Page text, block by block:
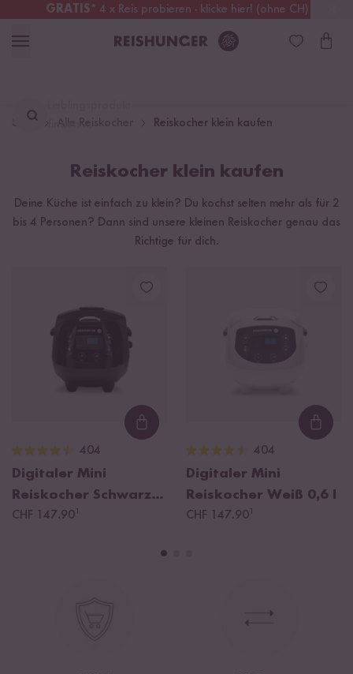
GRATIS* 4 x Reis probieren - klicke hier! (ohne CH)
Schweiz Alle Zölle & Steuern inklusive
finden ...
Start Reiskocher klein kaufen
Reiskocher klein kaufen
Deine Küche ist einfach zu klein? Du kochst selten mehr als für 2
bis 4 Personen? Dann sind unsere kleinen Reiskocher genau das
Richtige für dich.
Loading...
404
Digitaler Mini
Reiskocher Schwarz
0,6 l
CHF 147.90¹
404
Digitaler Mini
Reiskocher Weiß 0,6 l
CHF 147.90¹